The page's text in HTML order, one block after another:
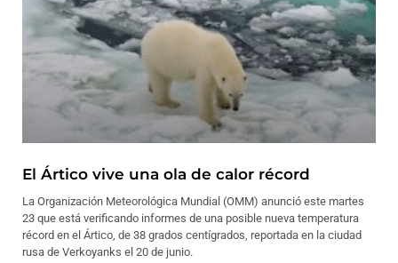
El Ártico vive una ola de calor récord
La Organización Meteorológica Mundial (OMM) anunció este martes
23 que está verificando informes de una posible nueva temperatura
récord en el Ártico, de 38 grados centígrados, reportada en la ciudad
rusa de Verkoyanks el 20 de junio.